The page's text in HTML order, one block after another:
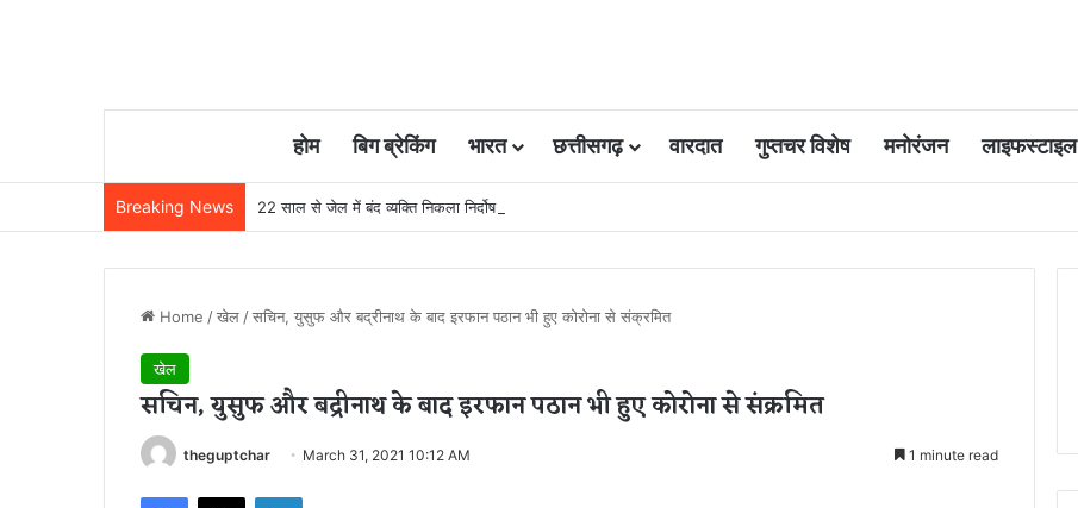
होम बिग ब्रेकिंग भारत छत्तीसगढ़ वारदात गुप्तचर विशेष मनोरंजन लाइफस्टाइल
Breaking News 22 साल से जेल में बंद व्यक्ति निकला निर्दोष, हाई कोर्ट की एक गलती की वजह से जिंदगी हो गई बर्बाद; सुप्रीम कोर्ट ने किया बरी
Home /खेल /सचिन, युसुफ और बद्रीनाथ के बाद इरफान पठान भी हुए कोरोना से संक्रमित
खेल
सचिन, युसुफ और बद्रीनाथ के बाद इरफान पठान भी हुए कोरोना से संक्रमित
theguptchar March 31, 2021 10:12 AM 1 minute read